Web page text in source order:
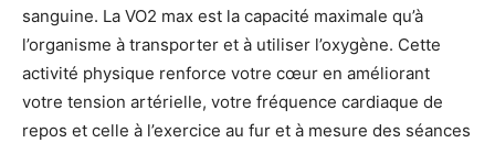
sanguine. La VO2 max est la capacité maximale qu’à
l’organisme à transporter et à utiliser l’oxygène. Cette
activité physique renforce votre cœur en améliorant
votre tension artérielle, votre fréquence cardiaque de
repos et celle à l’exercice au fur et à mesure des séances